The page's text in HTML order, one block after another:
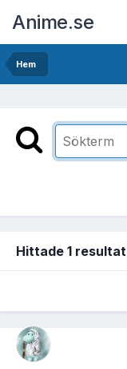
Anime.se
Hem
Hittade 1 resultat